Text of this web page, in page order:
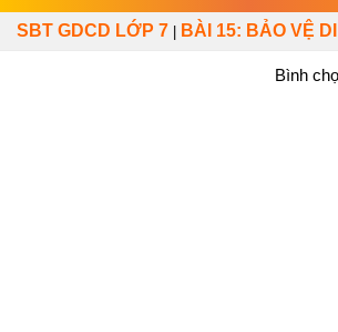
SBT GDCD LỚP 7 BÀI 15: BẢO VỆ
Bình